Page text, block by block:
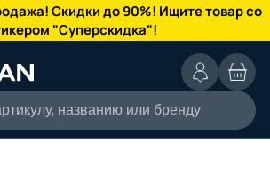
Скидки до 90%! Ищите товар со
"Суперскидка"!
названию или бренду